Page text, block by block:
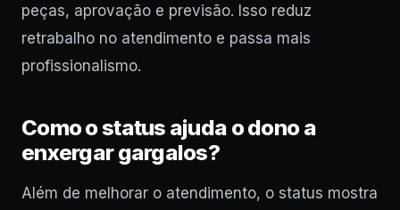
peças, aprovação e previsão. Isso reduz
retrabalho no atendimento e passa mais
profissionalismo.
Como o status ajuda o dono a
enxergar gargalos?
Além de melhorar o atendimento, o status mostra